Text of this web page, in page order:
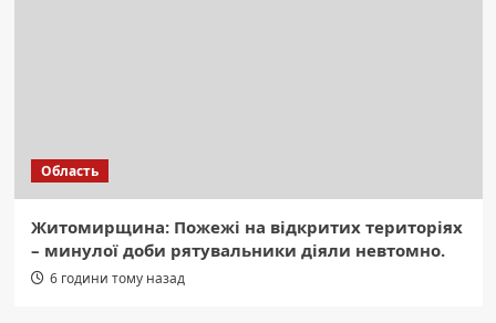
Область
Житомирщина: Пожежі на відкритих територіях
– минулої доби рятувальники діяли невтомно.
6 години тому назад